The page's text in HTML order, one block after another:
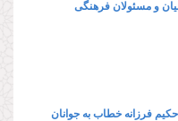
فرزانه خطاب به جوانان